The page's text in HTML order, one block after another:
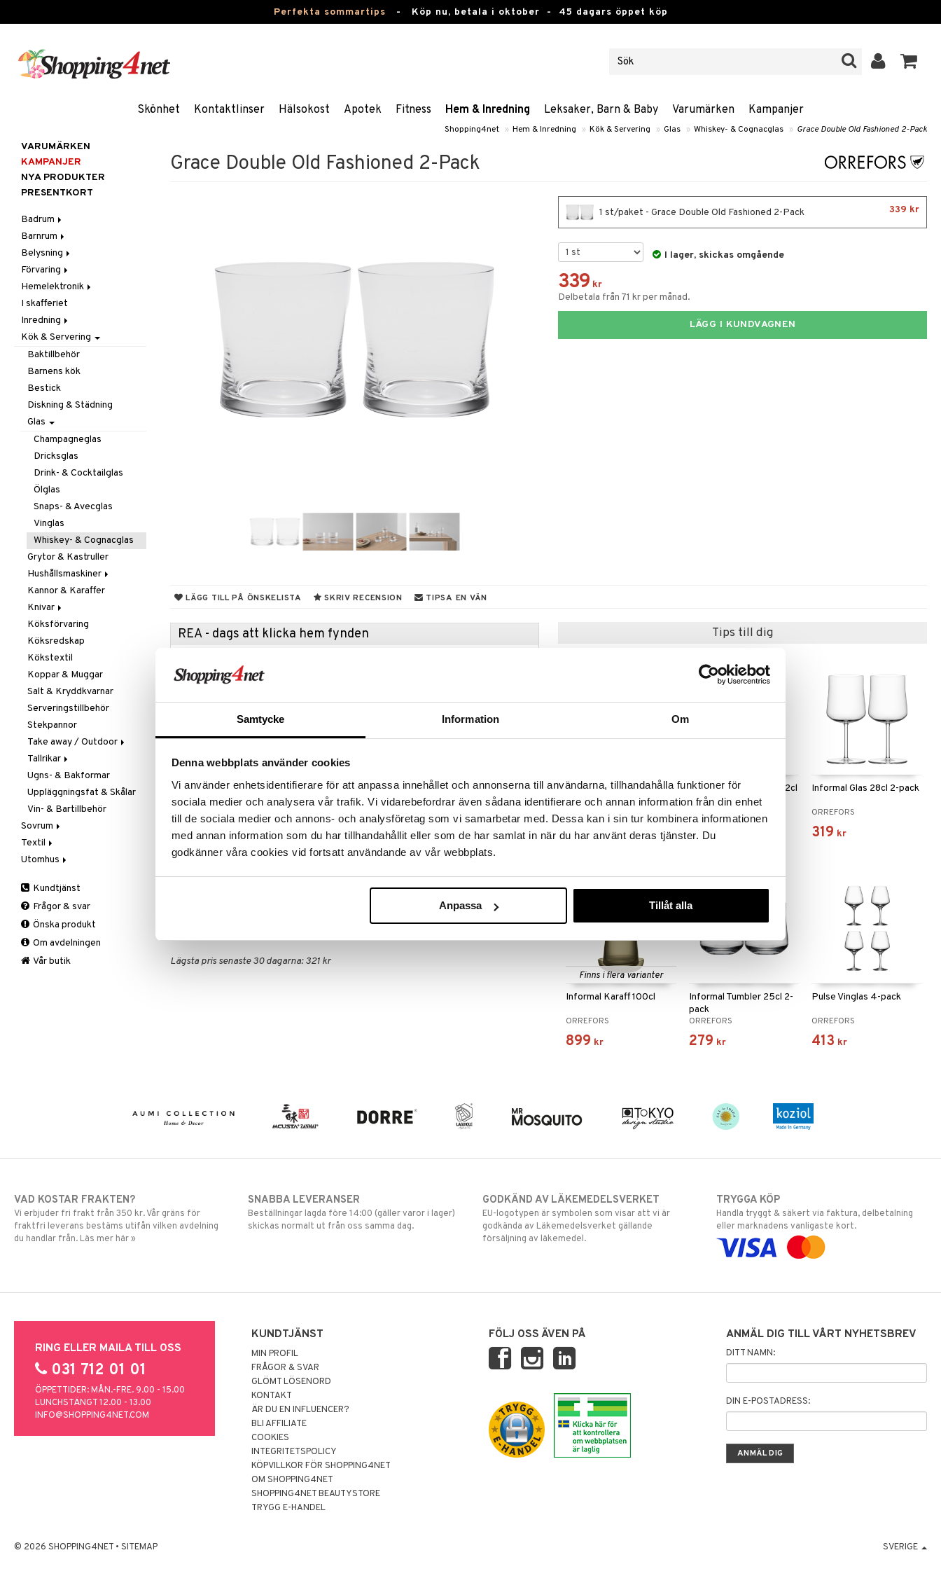
Samtycke Information Om
Denna webbplats använder cookies
Vi använder enhetsidentifierare för att anpassa innehållet och annonserna till användarna, tillhandahålla funktioner för
sociala medier och analysera vår trafik. Vi vidarebefordrar även sådana identifierare och annan information från din enhet
till de sociala medier och annons- och analysföretag som vi samarbetar med. Dessa kan i sin tur kombinera informationen
med annan information som du har tillhandahållit eller som de har samlat in när du har använt deras tjänster. Du
godkänner våra cookies vid fortsatt användande av vår webbplats.
Anpassa Tillåt alla
Perfekta sommartips - Köp nu, betala i oktober - 45 dagars öppet köp
Skönhet Kontaktlinser Hälsokost Apotek Fitness Hem & Inredning Leksaker, Barn & Baby Varumärken Kampanjer
Shopping4net » Hem & Inredning » Kök & Servering » Glas » Whiskey- & Cognacglas » Grace Double Old Fashioned 2-Pack
Grace Double Old Fashioned 2-Pack
1 st/paket - Grace Double Old Fashioned 2-Pack 339 kr
I lager, skickas omgående
339 kr
Delbetala från 71 kr per månad.
LÄGG I KUNDVAGNEN
LÄGG TILL PÅ ÖNSKELISTA SKRIV RECENSION TIPSA EN VÄN
REA - dags att klicka hem fynden
Rean pågår fram till 31/8-2026, men var snabb - dina
favoritprodukter kan fort ta slut!
TILL REAN »
Grace Double Old Fashioned är ett glas med graciöst tunna väggar från Orrefors,
format som en klassisk dubbelkon – en design som passar handens grepp utmärkt.
Servera med fördel klassiska spritdrinkar ur Grace Double Old Fashioned. Glasen
kommer i 2-pack.
Formgiven av Erika Lagerbielke.
Lägsta pris senaste 30 dagarna: 321 kr
Tips till dig
Difference Rich Vinglas
65cl (65cl)
ORREFORS
599 kr
Informal Champagne 22cl
2-pack
ORREFORS
319 kr
Informal Glas 28cl 2-pack
ORREFORS
319 kr
Finns i flera varianter
Informal Karaff 100cl
ORREFORS
899 kr
Informal Tumbler 25cl 2-
pack
ORREFORS
279 kr
Pulse Vinglas 4-pack
ORREFORS
413 kr
VARUMÄRKEN
KAMPANJER
NYA PRODUKTER
PRESENTKORT
Badrum
Badrumsinredning
Badrumstextilier
Badrumstillbehör
Barnrum
Barnlampor
Barnmöbler
Barnrumsdekoration
Barnrumsförvaring
Barnrumstextilier
Belysning
Belysningstillbehör
Lampor
Bordslampor
Taklampor
LED-ljus
Ljuslyktor & Ljusstakar
Utomhusbelysning
Förvaring
Hängare & krokar
Hyllor
Småförvaring
Småförvaring & Korgar
Väskor
Hemelektronik
Ljud
I skafferiet
Inredning
Dekoration
Böcker
Figurer & Skulpturer
Klockor
Krukor
Metal Art
Väggdekorationer
Vaser
Doftljus & Doftspridare
Förvaring & Hyllor
Hängare & Krokar
Hyllor
Småförvaring & Korgar
Juldekoration
Ljuslyktor & Ljusstakar
Småmöbler
Kök & Servering
Baktillbehör
Barnens kök
Bestick
Diskning & Städning
Glas
Champagneglas
Dricksglas
Drink- & Cocktailglas
Ölglas
Snaps- & Avecglas
Vinglas
Whiskey- & Cognacglas
Grytor & Kastruller
Hushållsmaskiner
Brödrostar
Kaffe, Te & Espresso
Mixer & Elvispar
Övriga maskiner
Vattenkokare
Kannor & Karaffer
Knivar
Brödknivar
Knivset
Knivslipar och Brynen
Knivtillbehör
Kockknivar
Skal- & Grönsaksknivar
Skärbrädor
Specialknivar
Köksförvaring
Köksredskap
Kökstextil
Koppar & Muggar
Salt & Kryddkvarnar
Serveringstillbehör
Stekpannor
Take away / Outdoor
Flaskor
Matlådor
Termoskannor
Termosmuggar
Tallrikar
Assietter
Djupa tallrikar
Mattallrikar
Ugns- & Bakformar
Uppläggningsfat & Skålar
Vin- & Bartillbehör
Sovrum
Filtar & Plädar
Prydnadskuddar
Bäddset
Kuddar & Täcken
Lakan & Örngott
Tillbehör
Textil
Badrumstextilier
Filtar & Plädar
Kökstextilier
Mattor
Övrigt
Prydnadskuddar
Utomhus
Friluftsliv
Grill & Grilltillbehör
Krukor
Mygg- & insektsskydd
Picknick
Kundtjänst
Frågor & svar
Önska produkt
Om avdelningen
Vår butik
VAD KOSTAR FRAKTEN?
Vi erbjuder fri frakt från 350 kr. Vår gräns för
fraktfri leverans bestäms utifån vilken avdelning
du handlar från. Läs mer här »
SNABBA LEVERANSER
Beställningar lagda före 14:00 (gäller varor i lager)
skickas normalt ut från oss samma dag.
GODKÄND AV LÄKEMEDELSVERKET
EU-logotypen är symbolen som visar att vi är
godkända av Läkemedelsverket gällande
försäljning av läkemedel.
TRYGGA KÖP
Handla tryggt & säkert via faktura, delbetalning
eller marknadens vanligaste kort.
RING ELLER MAILA TILL OSS
031 712 01 01
ÖPPETTIDER: MÅN.-FRE. 9.00 - 15.00
LUNCHSTÄNGT 12.00 - 13.00
INFO@SHOPPING4NET.COM
KUNDTJÄNST
MIN PROFIL
FRÅGOR & SVAR
GLÖMT LÖSENORD
KONTAKT
ÄR DU EN INFLUENCER?
BLI AFFILIATE
COOKIES
INTEGRITETSPOLICY
KÖPVILLKOR FÖR SHOPPING4NET
OM SHOPPING4NET
SHOPPING4NET BEAUTYSTORE
TRYGG E-HANDEL
FÖLJ OSS ÄVEN PÅ ANMÄL DIG TILL VÅRT NYHETSBREV
DITT NAMN:
DIN E-POSTADRESS:
© 2026 SHOPPING4NET • SITEMAP SVERIGE